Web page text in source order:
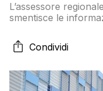
L’assessore
smentisce le
morbillo all’interno
Condividi